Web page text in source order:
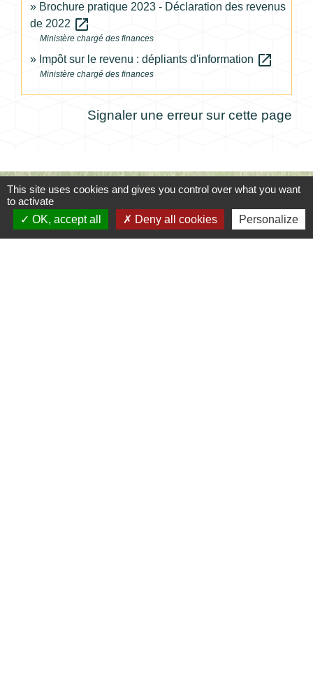
Brochure pratique 2023 - Déclaration des revenus
de 2022 open_in_new
Ministère chargé des finances
Impôt sur le revenu : dépliants d'information open_in_new
Ministère chargé des finances
Signaler une erreur sur cette page
Contacts
Commune de Coursac
1 place de la Mairie
This site uses cookies and gives you control over what you want
to activate
OK, accept all
Deny all cookies Personalize